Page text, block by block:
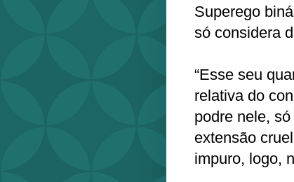
Superego
só considera
“Esse seu
relativa do
podre nele,
extensão
impuro, logo,